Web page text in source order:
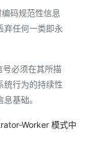
码规范性信息
弃任何一类即永
号必须在其所描
统行为的持续性
基础。
Worker 模式中